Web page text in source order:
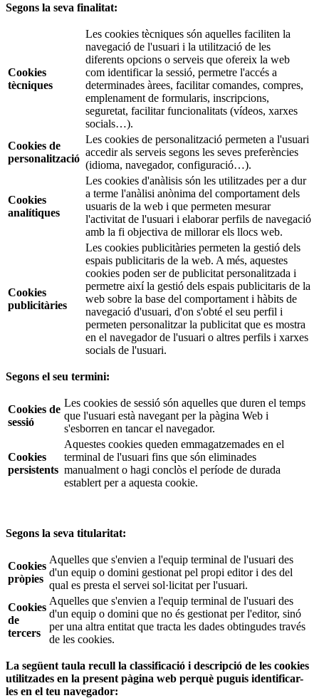
Segons la seva finalitat:
Cookies
tècniques
Les cookies tècniques són aquelles faciliten la
navegació de l'usuari i la utilització de les
diferents opcions o serveis que ofereix la web
com identificar la sessió, permetre l'accés a
determinades àrees, facilitar comandes, compres,
emplenament de formularis, inscripcions,
seguretat, facilitar funcionalitats (vídeos, xarxes
socials…).
Cookies de
personalització
Les cookies de personalització permeten a l'usuari
accedir als serveis segons les seves preferències
(idioma, navegador, configuració…).
Cookies
analítiques
Les cookies d'anàlisis són les utilitzades per a dur
a terme l'anàlisi anònima del comportament dels
usuaris de la web i que permeten mesurar
l'activitat de l'usuari i elaborar perfils de navegació
amb la fi objectiva de millorar els llocs web.
Cookies
publicitàries
Les cookies publicitàries permeten la gestió dels
espais publicitaris de la web. A més, aquestes
cookies poden ser de publicitat personalitzada i
permetre així la gestió dels espais publicitaris de la
web sobre la base del comportament i hàbits de
navegació d'usuari, d'on s'obté el seu perfil i
permeten personalitzar la publicitat que es mostra
en el navegador de l'usuari o altres perfils i xarxes
socials de l'usuari.
Segons el seu termini:
Cookies de
sessió
Les cookies de sessió són aquelles que duren el temps
que l'usuari està navegant per la pàgina Web i
s'esborren en tancar el navegador.
Cookies
persistents
Aquestes cookies queden emmagatzemades en el
terminal de l'usuari fins que són eliminades
manualment o hagi conclòs el període de durada
establert per a aquesta cookie.
Segons la seva titularitat:
Cookies
pròpies
Aquelles que s'envien a l'equip terminal de l'usuari des
d'un equip o domini gestionat pel propi editor i des del
qual es presta el servei sol·licitat per l'usuari.
Cookies
de
tercers
Aquelles que s'envien a l'equip terminal de l'usuari des
d'un equip o domini que no és gestionat per l'editor, sinó
per una altra entitat que tracta les dades obtingudes través
de les cookies.
La següent taula recull la classificació i descripció de les cookies
utilitzades en la present pàgina web perquè puguis identificar-
les en el teu navegador: